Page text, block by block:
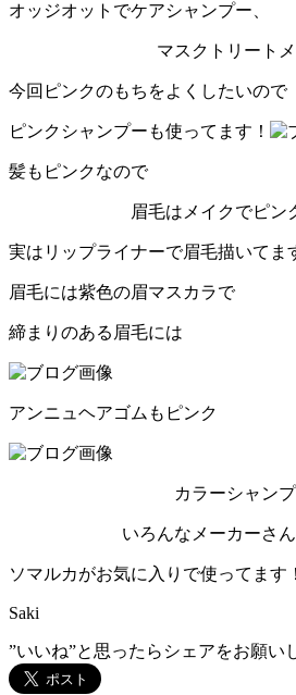
オッジオットでケアシャンプー、
マスクトリート
今回ピンクのもちをよくしたいので
ピンクシャンプーも使ってます！
髪もピンクなので
眉毛はメイクでピン
実はリップライナーで眉毛描いてま
眉毛には紫色の眉マスカラで
締まりのある眉毛には
アンニュヘアゴムもピンク
カラーシャン
いろんなメーカーさ
ソマルカがお気に入りで使ってます！
Saki
”いいね”と思ったらシェアをお願い